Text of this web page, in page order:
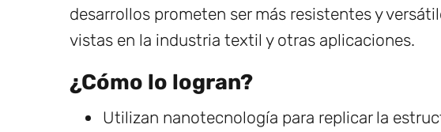
desarrollos prometen ser más resistentes y
vistas en la industria textil y otras aplicaciones.
¿Cómo lo logran?
Utilizan nanotecnología para replicar la